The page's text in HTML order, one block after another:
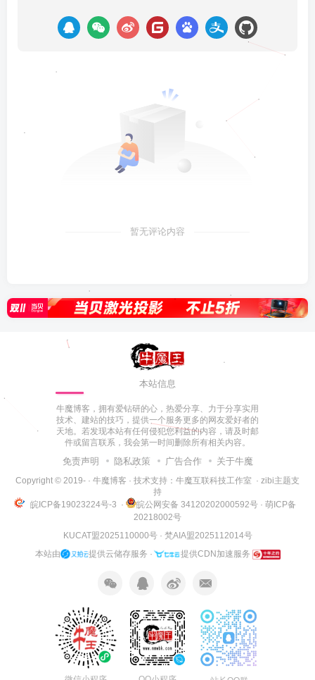
暂无评论内容
本站信息
牛魔博客，拥有爱钻研的心，热爱分享、力于分享实用
技术、建站的技巧，提供一个服务更多的网友爱好者的
天地。若发现本站有任何侵犯您利益的内容，请及时邮
件或留言联系，我会第一时间删除所有相关内容。
免责声明 隐私政策 广告合作 关于牛魔
Copyright © 2019- · 牛魔博客 · 技术支持： 牛魔互联科技工作室 · zibi主题支
持
皖ICP备19023224号-3
· 皖公网安备 34120202000592号· 萌ICP备
20218002号
KUCAT盟2025110000号· 梵AIA盟2025112014号
本站由
提供云储存服务 · 提供CDN加速服务